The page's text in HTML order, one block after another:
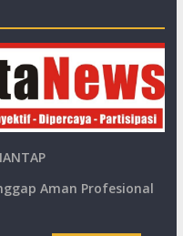
Aman Profesional